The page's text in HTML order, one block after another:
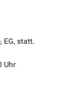
EG, statt.
Uhr